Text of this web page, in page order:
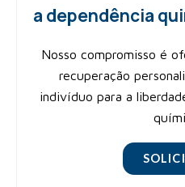
a dependência
Nosso compromisso é
recuperação
indivíduo para a